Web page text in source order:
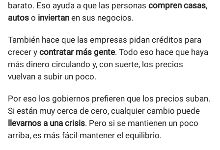
barato. Eso ayuda a que las personas compren casas,
autos o inviertan en sus negocios.
También hace que las empresas pidan créditos para
crecer y contratar más gente. Todo eso hace que haya
más dinero circulando y, con suerte, los precios
vuelvan a subir un poco.
Por eso los gobiernos prefieren que los precios suban.
Si están muy cerca de cero, cualquier cambio puede
llevarnos a una crisis. Pero si se mantienen un poco
arriba, es más fácil mantener el equilibrio.